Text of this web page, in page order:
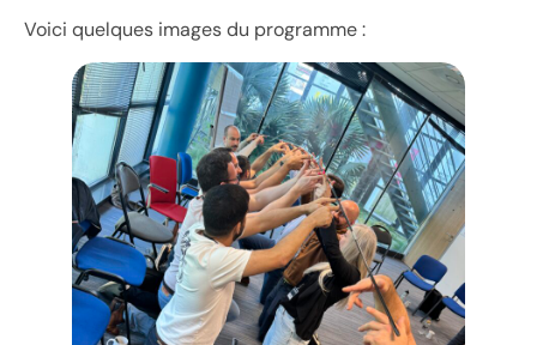
Voici quelques images du programme :